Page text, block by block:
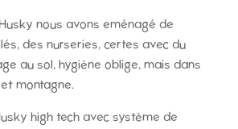
nous avons eménagé de
des nurseries, certes avec du
au sol, hygiène oblige, mais dans
montagne.
high tech avec système de